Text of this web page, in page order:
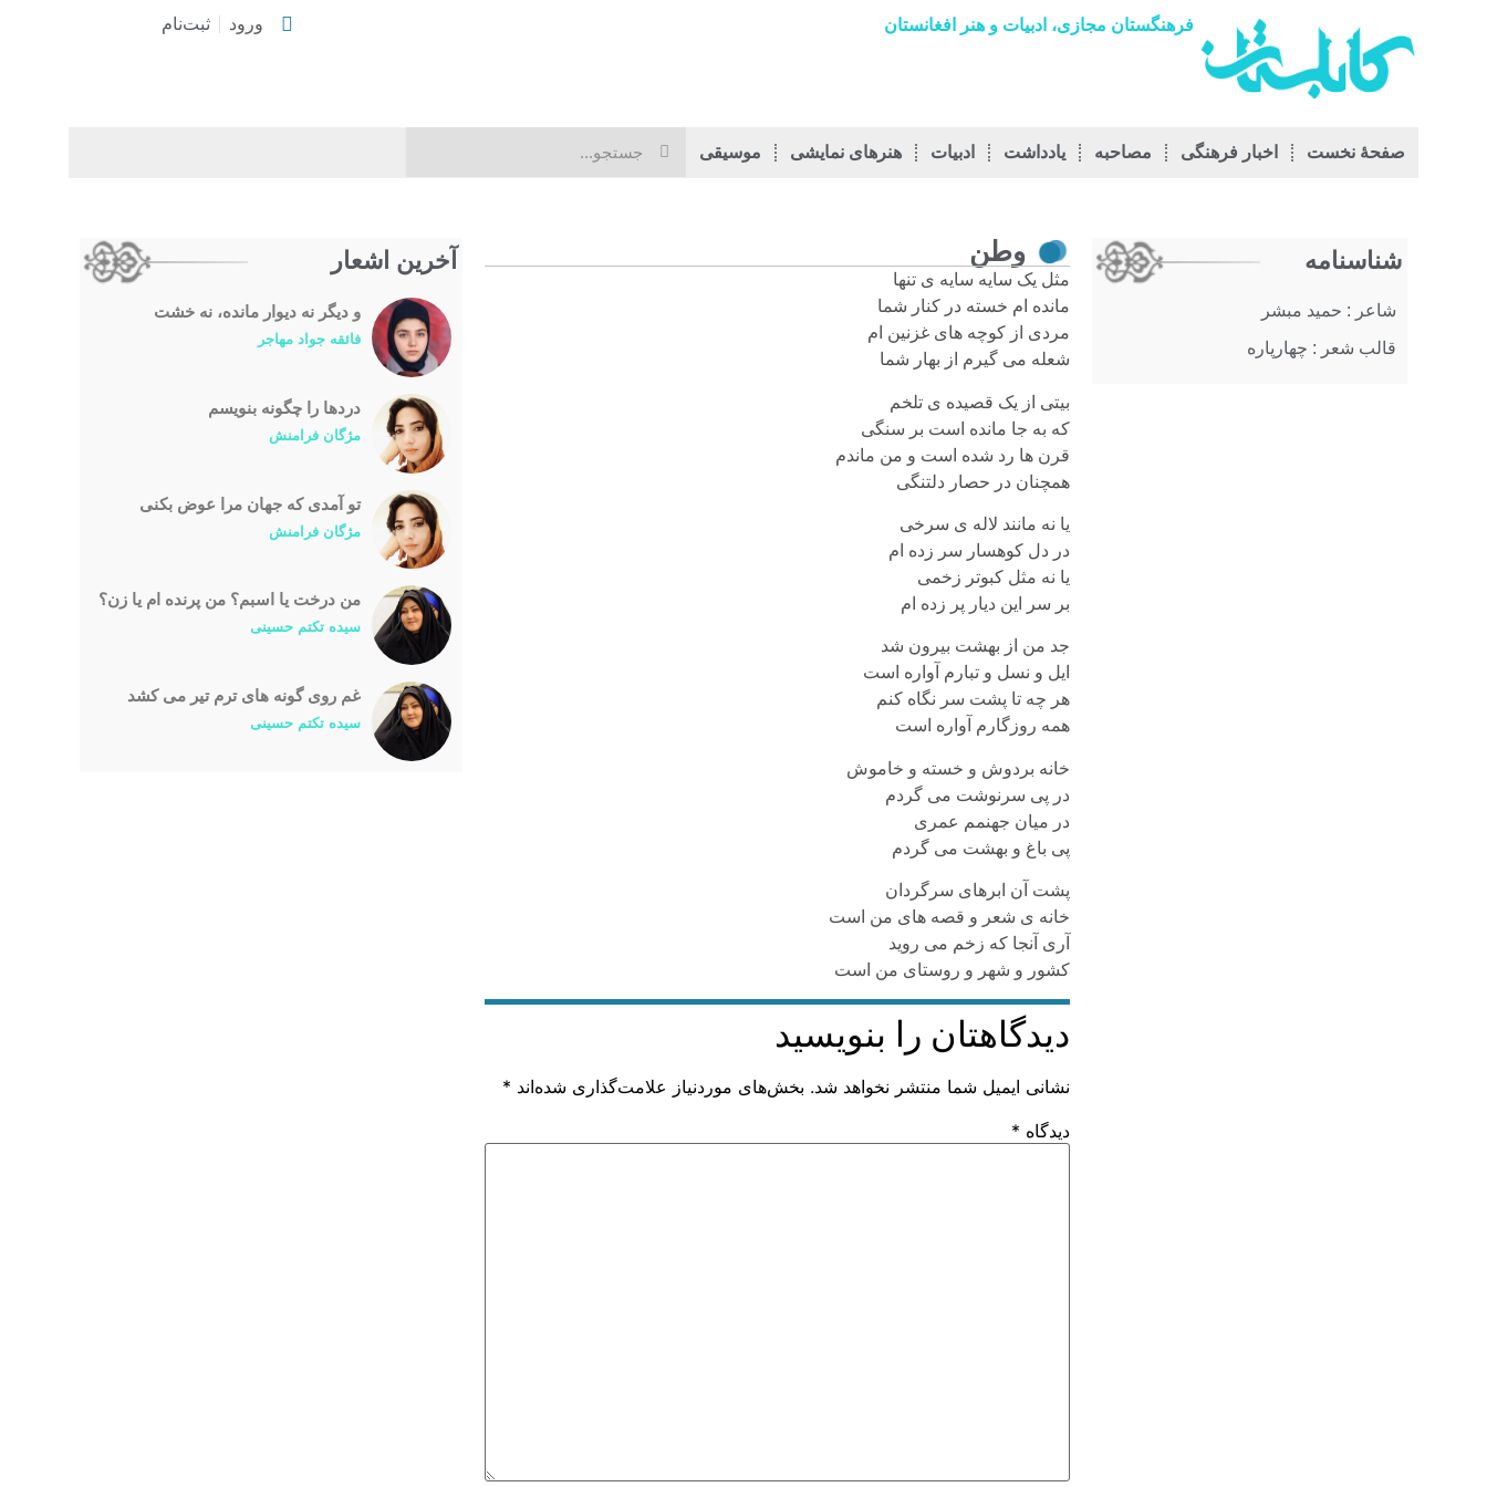
فرهنگستان مجازی، ادبیات و هنر افغانستان ورود ثبت‌نام
صفحۀ نخست اخبار فرهنگی مصاحبه يادداشت ادبیات هنرهای نمایشی موسیقی
آخرین اشعار
و دیگر نه دیوار مانده، نه خشت
فائقه جواد مهاجر
درد‌ها را چگونه بنویسم
مژگان فرامنش
تو آمدی که جهان مرا عوض بکنی
مژگان فرامنش
من درخت یا اسبم؟ من پرنده ام یا زن؟
سیده تکتم حسینی
غم روی گونه های ترم تیر می کشد
سیده تکتم حسینی
وطن
مثل یک سایه سایه ی تنها
مانده ام خسته در کنار شما
مردی از کوچه های غزنین ام
شعله می گیرم از بهار شما
بیتی از یک قصیده ی تلخم
که به جا مانده است بر سنگی
قرن ها رد شده است و من ماندم
همچنان در حصار دلتنگی
یا نه مانند لاله ی سرخی
در دل کوهسار سر زده ام
یا نه مثل کبوتر زخمی
بر سر این دیار پر زده ام
جد من از بهشت بیرون شد
ایل و نسل و تبارم آواره است
هر چه تا پشت سر نگاه کنم
همه روزگارم آواره است
خانه بردوش و خسته و خاموش
در پی سرنوشت می گردم
در میان جهنمم عمری
پی باغ و بهشت می گردم
پشت آن ابرهای سرگردان
خانه ی شعر و قصه های من است
آری آنجا که زخم می روید
کشور و شهر و روستای من است
دیدگاهتان را بنویسید
نشانی ایمیل شما منتشر نخواهد شد. بخش‌های موردنیاز علامت‌گذاری شده‌اند *
دیدگاه *
شناسنامه
شاعر : حمید مبشر
قالب شعر : چهارپاره